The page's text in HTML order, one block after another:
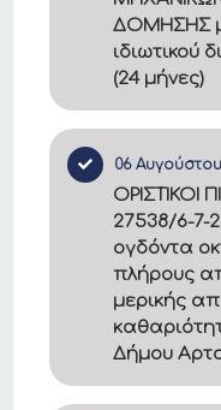
ΔΟΜΗΣΗΣ
ιδιωτικού
(24 μήνες)
06
ΟΡΙΣΤΙΚΟΙ
27538/6-7-
ογδόντα
πλήρους
μερικής
Δήμου